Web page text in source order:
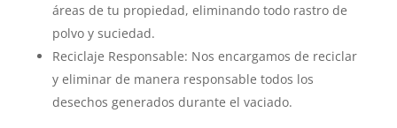
áreas de tu propiedad, eliminando todo rastro de
polvo y suciedad.
Reciclaje Responsable: Nos encargamos de reciclar
y eliminar de manera responsable todos los
desechos generados durante el vaciado.